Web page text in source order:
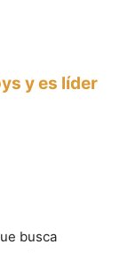
y es líder
busca